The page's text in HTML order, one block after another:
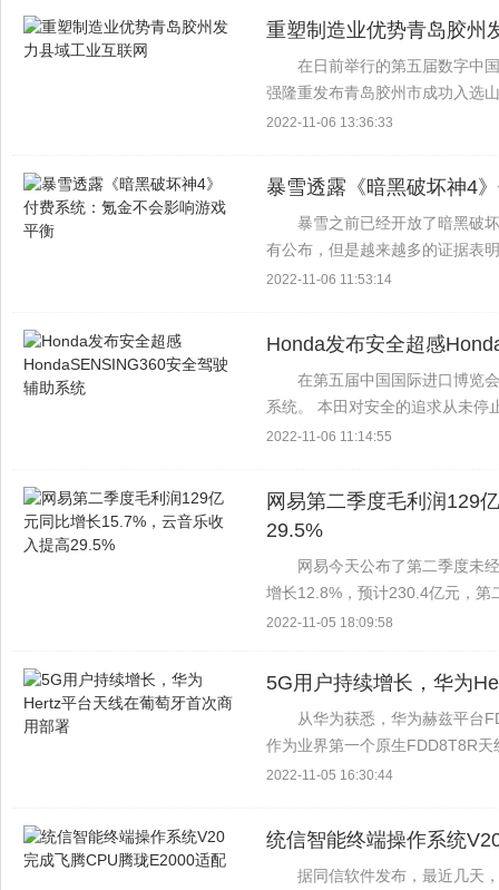
重塑制造业优势青岛胶州
在日前举行的第五届数字中
强隆重发布青岛胶州市成功入选
有钢结构，服装，轻工等传统工
2022-11-06 13:36:33
暴雪透露《暗黑破坏神4
暴雪之前已经开放了暗黑破
有公布，但是越来越多的证据表
朽》通过P2W模式获得越来越多
2022-11-06 11:53:14
Honda发布安全超感
在第五届中国国际进口博览
系统。 本田对安全的追求从未停
磨练自己的技术在本次展会上，
2022-11-06 11:14:55
网易第二季度毛利润129
29.5%
网易今天公布了第二季度未
增长12.8%，预计230.4亿元，第
增值服务净收入为人民币181亿
2022-11-05 18:09:58
5G用户持续增长，华为
从华为获悉，华为赫兹平台
作为业界第一个原生FDD8T8R
技术，支持精确的波束成形，并
2022-11-05 16:30:44
统信智能终端操作系统
据同信软件发布，最近几天